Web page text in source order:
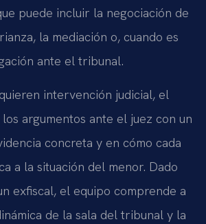
puede incluir la negociación de
la mediación o, cuando es
ante el tribunal.
intervención judicial, el
argumentos ante el juez con un
concreta y en cómo cada
a la situación del menor. Dado
exfiscal, el equipo comprende a
de la sala del tribunal y la